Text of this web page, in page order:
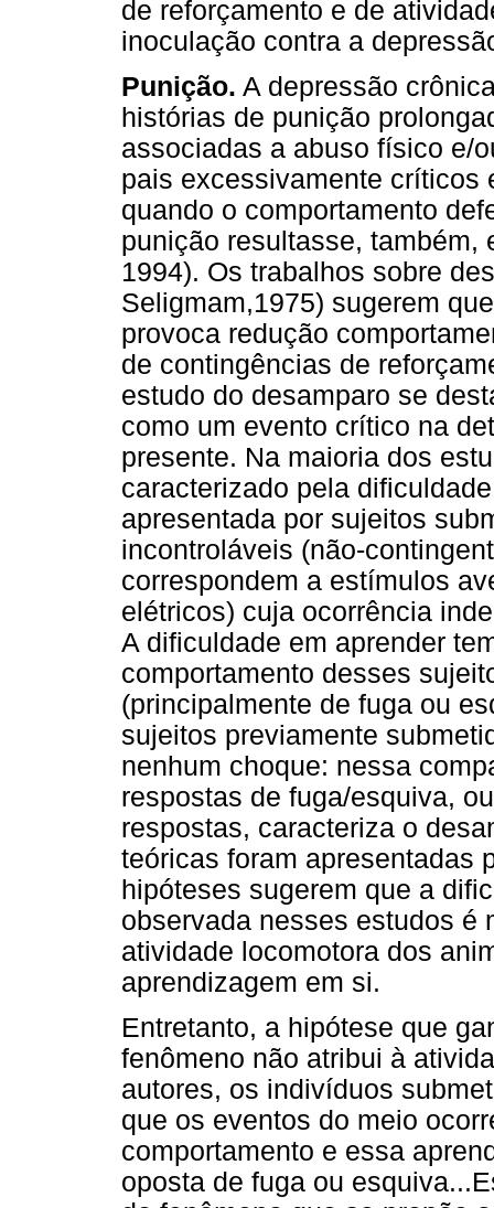
de reforçamento e de
inoculação contra a
Punição. A depressão
histórias de punição
associadas a abuso físico e/
pais excessivamente críticos
quando o comportamento
punição resultasse, também,
1994). Os trabalhos sobre
Seligmam,1975) sugerem
provoca redução
de contingências de
estudo do desamparo se
como um evento crítico na
presente. Na maioria dos
caracterizado pela
apresentada por sujeitos
incontroláveis (não-
correspondem a estímulos
elétricos) cuja ocorrência
A dificuldade em aprender
comportamento desses
(principalmente de fuga ou
sujeitos previamente
nenhum choque: nessa
respostas de fuga/esquiva,
respostas, caracteriza o
teóricas foram apresentadas
hipóteses sugerem que a
observada nesses estudos é
atividade locomotora dos
aprendizagem em si.
Entretanto, a hipótese que
fenômeno não atribui à
autores, os indivíduos
que os eventos do meio
comportamento e essa
oposta de fuga ou